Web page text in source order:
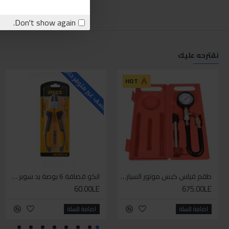
Don't show again.
نقترحه عليك
HOT
طقم قياس كبس موتور السياره 3 ق
675.00LE
اضافة للسلة
للاسف غير متوفر حاليا
انكو قصافة 6 بوصة يد سوبر وان
60.00LE
اضافة للسلة